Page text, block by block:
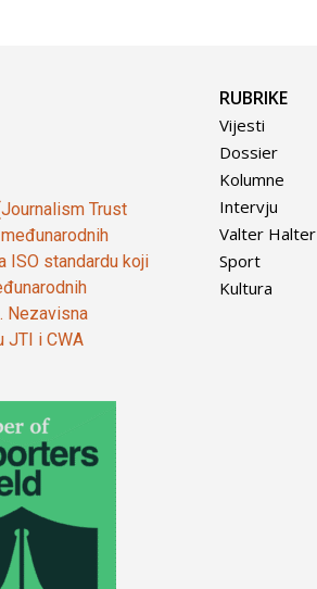
Trust
ISO standardu koji
Nezavisna
JTI i CWA
RUBRIKE
Vijesti
Dossier
Kolumne
Intervju
Valter Halter
Sport
Kultura